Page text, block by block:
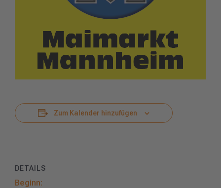
Zum Kalender hinzufügen
DETAILS
Beginn: